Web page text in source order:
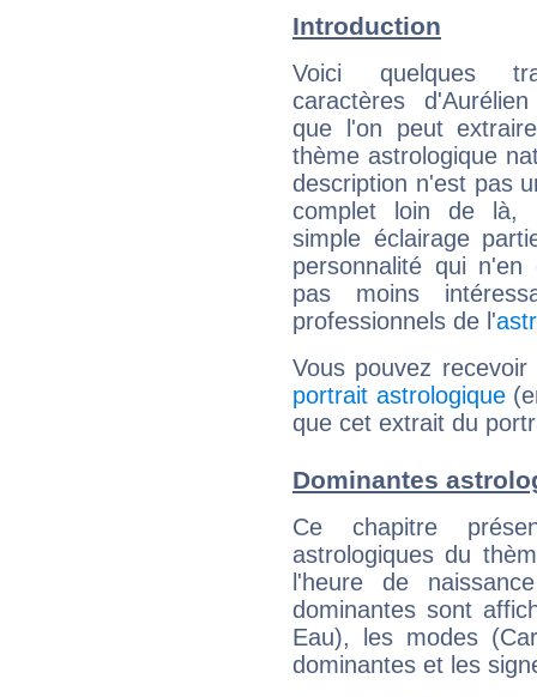
Introduction
Voici quelques
caractères
que l'on peut
thème astrologique
description n'est pas
complet loin de là,
simple éclairage
personnalité qui n'en
pas moins
professionnels de l'
Vous pouvez
portrait astrologique
que cet extrait du
Dominantes
Ce chapitre
astrologiques du
l'heure de
dominantes sont
Eau), les modes
dominantes et les